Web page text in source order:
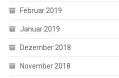
Februar 2019
Januar 2019
Dezember 2018
November 2018